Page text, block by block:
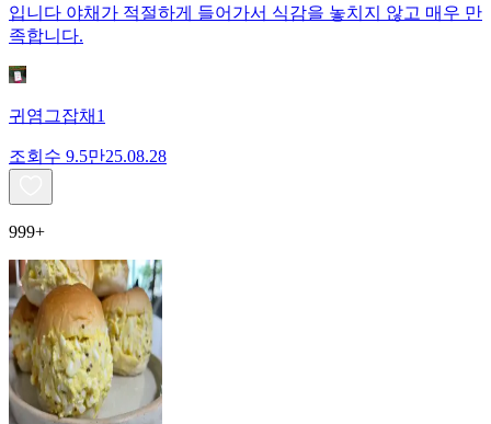
입니다 야채가 적절하게 들어가서 식감을 놓치지 않고 매우 만
족합니다.
귀염그잡채1
조회수 9.5만25.08.28
999+